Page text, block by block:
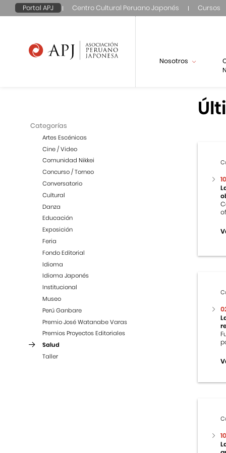
Portal APJ Centro Cultural Peruano Japonés Cursos
Nosotros
Categorías
Artes Escénicas
Cine / Video
Comunidad Nikkei
Concurso / Torneo
Conversatorio
Cultural
Danza
Educación
Exposición
Feria
Fondo Editorial
Idioma
Idioma Japonés
Institucional
Museo
Perú Ganbare
Premio José Watanabe Varas
Premios Proyectos Editoriales
Salud
Taller